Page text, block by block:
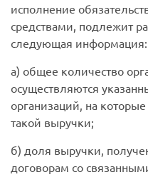
исполнение
средствами, подлежит
следующая информация:
а) общее количество
осуществляются
организаций, на
такой выручки;
б) доля выручки,
договорам со